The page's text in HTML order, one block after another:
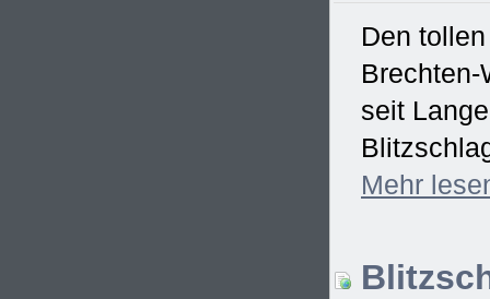
Den
Brechten-
seit
Mehr